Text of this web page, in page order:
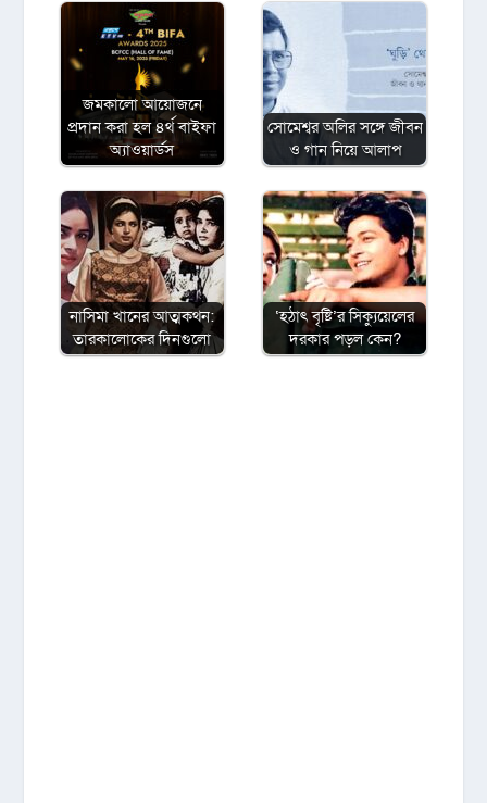
জমকালো আয়োজনে
প্রদান করা হল ৪র্থ বাইফা
অ্যাওয়ার্ডস
সোমেশ্বর অলির সঙ্গে জীবন
ও গান নিয়ে আলাপ
নাসিমা খানের আত্মকথন:
তারকালোকের দিনগুলো
‘হঠাৎ বৃষ্টি’র সিক্যুয়েলের
দরকার পড়ল কেন?